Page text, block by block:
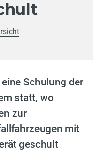
Schulung der
statt, wo
zur
mit
geschult